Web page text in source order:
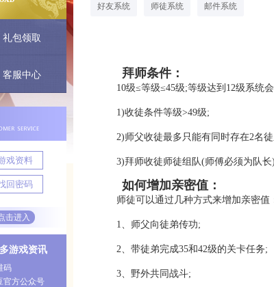
礼包领取
客服中心
戏资料
回密码
击进入
游戏资讯
码
官方公众号
好友系统 师徒系统 邮件系统
拜师条件：
10级≤等级≤45级;等级达到12级系统
1)收徒条件等级>49级;
2)师父收徒最多只能有同时存在2名
3)拜师收徒师徒组队(师傅必须为队长
如何增加亲密值：
师徒可以通过几种方式来增加亲密
1、师父向徒弟传功;
2、带徒弟完成35和42级的关卡任务;
3、野外共同战斗;